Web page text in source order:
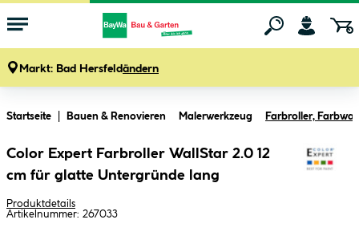
Markt: Bad Hersfeldändern
Startseite Bauen & Renovieren Malerwerkzeug Farbroller,
Color Expert Farbroller WallStar 2.0 12
cm für glatte Untergründe lang
Produktdetails
Artikelnummer: 267033